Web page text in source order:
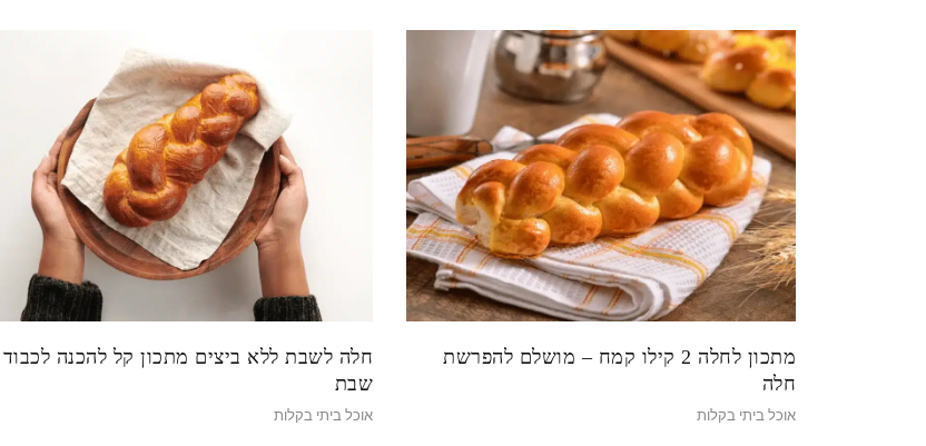
חלה לשבת ללא ביצים מתכון קל להכנה לכבוד
שבת
אוכל ביתי בקלות
מתכון לחלה 2 קילו קמח – מושלם להפרשת
חלה
אוכל ביתי בקלות